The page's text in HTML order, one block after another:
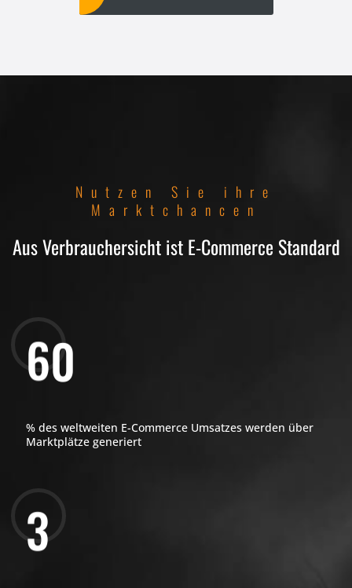
Nutzen Sie ihre
Marktchancen
Aus Verbrauchersicht ist E-Commerce Standard
60
% des weltweiten E-Commerce Umsatzes werden über
Marktplätze generiert
3